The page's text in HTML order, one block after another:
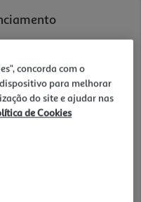
varinha uma
mais liberdade,
Oney Auchan
>
concorda com o
para melhorar
do site e ajudar nas
de Cookies